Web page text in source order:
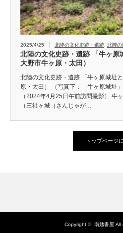
2025/4/25 北陸の文化史跡・遺跡 北陸の
北陸の文化史跡・遺跡 「牛ヶ原
大野市牛ヶ原・太田）
北陸の文化史跡・遺跡 「牛ヶ原城址
原・太田） （写真下：「牛ヶ原城址
（2024年4月25日午前訪問撮影） 牛
（三社ヶ城（さんじゃが…
トップページ
Copyright © 南越書屋 All